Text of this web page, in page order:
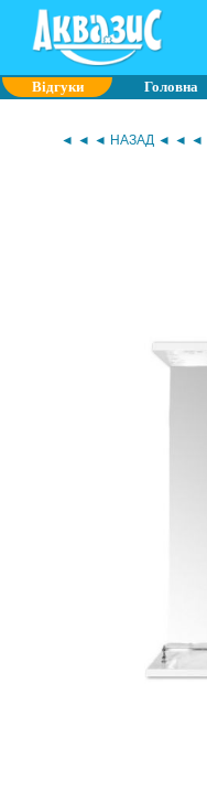
Відгуки Головна
◄ ◄ ◄ НАЗАД ◄ ◄ ◄